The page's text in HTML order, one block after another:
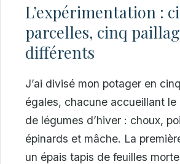
L’expérimentation :
parcelles, cinq
différents
J’ai divisé mon potager en
égales, chacune accueillant le
de légumes d’hiver : choux,
épinards et mâche. La
un épais tapis de feuilles